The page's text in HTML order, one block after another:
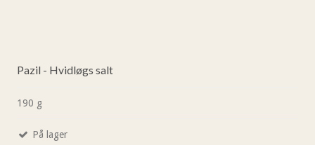
Pazil - Hvidløgs salt
190 g
På lager